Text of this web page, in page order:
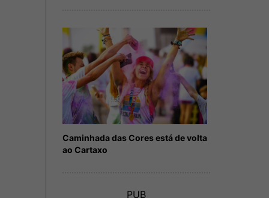
Caminhada das Cores está de volta
ao Cartaxo
PUB